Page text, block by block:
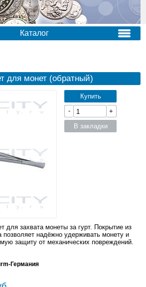
Каталог
для монет (обратный)
для захвата монеты за гурт. Покрытие из
позволяет надёжно удерживать монету и
защиту от механических повреждений.
Германия
Купить
-
+
В закладки